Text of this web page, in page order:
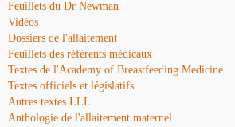
Feuillets du Dr Newman
Vidéos
Dossiers de l'allaitement
Feuillets des référents médicaux
Textes de l'Academy of Breastfeeding Medicine
Textes officiels et législatifs
Autres textes LLL
Anthologie de l'allaitement maternel